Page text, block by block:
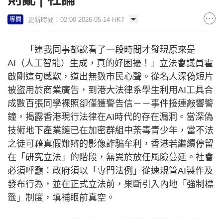
專欄 更新時間：02:00 2026-05-14 HKT
「連我同事都說看了一段時間才發現原來是
AI（人工智能）生成，真的好困擾！」立法會議員霍
啟剛這句感歎，道出無數市民心聲。從名人深偽短片
被盜用於商業廣告，到港大法律系學生利用AI工具合
成數百張同學裸照卻僅獲警告信－－事件接連敲響警
鐘，揭露香港現行法律在AI時代的存在漏洞。當深偽
技術地下產業鏈已在加密群組中荼毒青少年，當不法
之徒可藉真假難辨的影像詐騙牟利，香港若繼續停留
在「研究立法」的階段，無異於放任風險蔓延。社會
必須呼籲：政府須以「專門法例」從速規管AI製作及
發布行為，並在正式立法前，果斷引入內地「強制標
籤」制度，填補眼前真空。